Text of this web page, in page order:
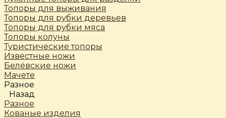
Топоры для выживания
Топоры для рубки деревьев
Топоры для рубки мяса
Топоры колуны
Туристические топоры
Известные ножи
Белёвские ножи
Мачете
Разное
Назад
Разное
Кованые изделия